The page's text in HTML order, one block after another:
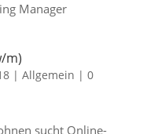
Manager
m)
| Allgemein | 0
sucht Online-